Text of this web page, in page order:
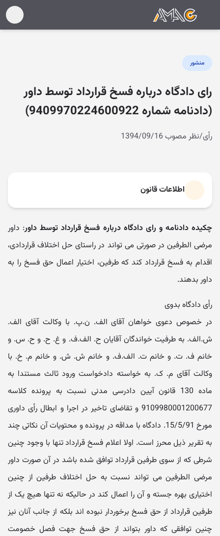
منشور
رای دادگاه درباره فسخ قرارداد توسط داور
(دادنامه شماره 9409970224600922)
رأی/نظر مصوب 1394/09/16
اطلاعات قانون
چکیده دادنامه و رای دادگاه درباره فسخ قرارداد توسط داور: داور
مرضی الطرفین در صورتی می تواند در راستای حل اختلاف قراردادی،
اقدام به فسخ قرارداد کند که طرفین، اختیار اعمال حق فسخ را به
داور بدهند.
رأی دادگاه بدوی
در خصوص دعوی خواهان آقای الف. ن.پ. با وکالت آقای الف.
ش.الف. به طرفیت خواندگان آقایان ح. الف.ف. و غ. ح. و ح. س. و
خانم ف. ت. و خانم ت. الف.ف. و خانم ش. ش. و خانم م. خ. با
وکالت آقای م. ک. به خواسته دادخواست ورود ثالث مستندا به
ماده 130 قانون آیین دادرسی مدنی نسبت به پرونده کلاسه
9109980001200677 و تقاضای تاخیر در اجرا و ابطال رأی داوری
مورخ 15/5/91. دادگاه با مداقه در پرونده و محتویات آن نکاتی چند
به تقریر ذیل محرز است. اولا اعلام فسخ قرارداد تنها با وجود چنین
شرطی که از سوی طرفین قرارداد توافق شده باشد در آن صورت داور
مرضی الطرفین می تواند نسبت به حل اختلاف طرفین از چنین
اختیاری بهره جسته و آن را اعمال کند در حالیکه نه تنها هیچ یک از
طرفین قرارداد از حق فسخ برخوردار نبوده اند بلکه از جانب آنان نیز
چنین توافقی که داور بتواند از حق فسخ جهت فصل خصومت